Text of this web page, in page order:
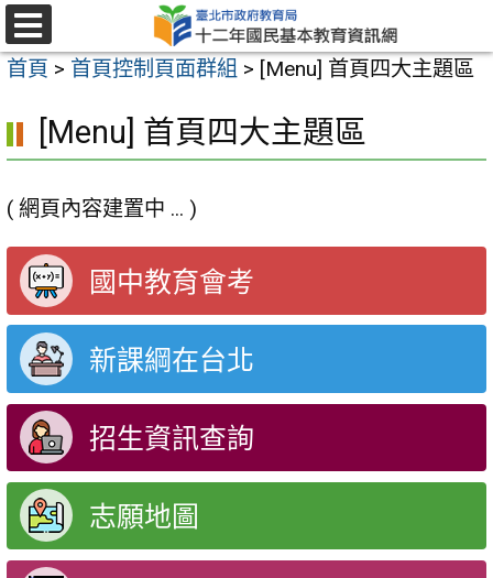
跳
至
主
內
區
選
單
首頁 > 首頁控制頁面群組 > [Menu] 首頁四大主題區
國中教育會考
新課綱在台北
招生資訊查詢
志願地圖
[Menu] 首頁四大主題區
( 網頁內容建置中 ... )